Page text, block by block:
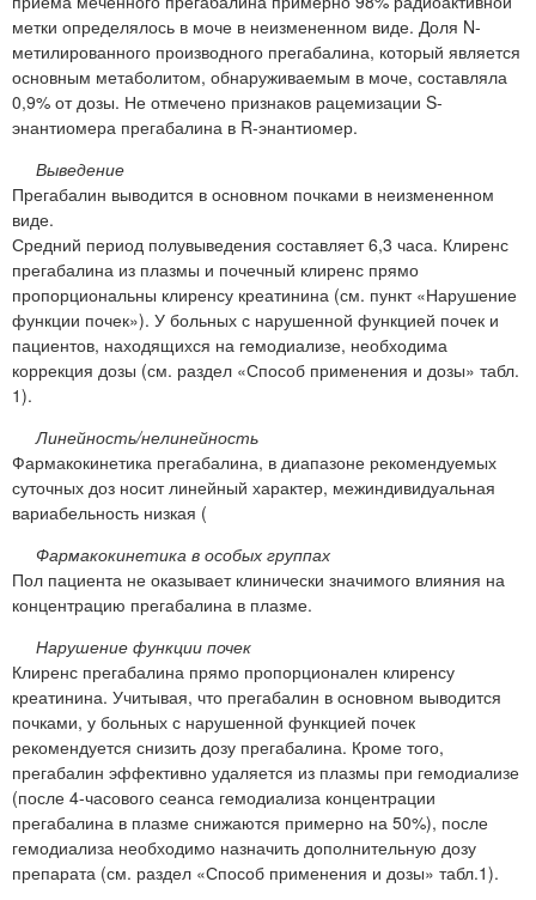
метки определялось в моче в неизмененном виде. Доля N-
метилированного производного прегабалина, который является
основным метаболитом, обнаруживаемым в моче, составляла
0,9% от дозы. Не отмечено признаков рацемизации S-
энантиомера прегабалина в R-энантиомер.
Выведение
Прегабалин выводится в основном почками в неизмененном
виде.
Средний период полувыведения составляет 6,3 часа. Клиренс
прегабалина из плазмы и почечный клиренс прямо
пропорциональны клиренсу креатинина (см. пункт «Нарушение
функции почек»). У больных с нарушенной функцией почек и
пациентов, находящихся на гемодиализе, необходима
коррекция дозы (см. раздел «Способ применения и дозы» табл.
1).
Линейность/нелинейность
Фармакокинетика прегабалина, в диапазоне рекомендуемых
суточных доз носит линейный характер, межиндивидуальная
вариабельность низкая (
Фармакокинетика в особых группах
Пол пациента не оказывает клинически значимого влияния на
концентрацию прегабалина в плазме.
Нарушение функции почек
Клиренс прегабалина прямо пропорционален клиренсу
креатинина. Учитывая, что прегабалин в основном выводится
почками, у больных с нарушенной функцией почек
рекомендуется снизить дозу прегабалина. Кроме того,
прегабалин эффективно удаляется из плазмы при гемодиализе
(после 4-часового сеанса гемодиализа концентрации
прегабалина в плазме снижаются примерно на 50%), после
гемодиализа необходимо назначить дополнительную дозу
препарата (см. раздел «Способ применения и дозы» табл.1).